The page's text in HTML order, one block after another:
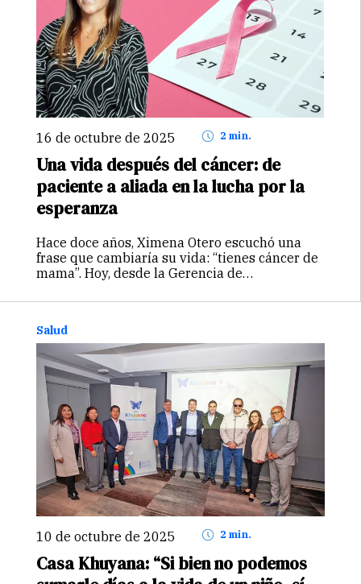
16 de octubre de 2025 2 min.
Una vida después del cáncer: de
paciente a aliada en la lucha por la
esperanza
Hace doce años, Ximena Otero escuchó una
frase que cambiaría su vida: “tienes cáncer de
mama”. Hoy, desde la Gerencia de
la Fundación Peruana de Cáncer, transforma
acompañar,…
Salud
10 de octubre de 2025 2 min.
Casa Khuyana: “Si bien no podemos